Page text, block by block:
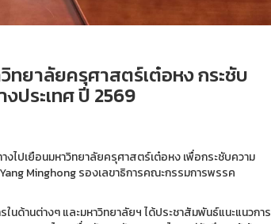
ทยาลัยครุศาสตร์เต๋อหง กระชับ
ประเทศ ปี 2569
ไปเยือนมหาวิทยาลัยครุศาสตร์เต๋อหง เพื่อกระชับความ
Minghong รองเลขาธิการคณะกรรมการพรรค
นด้านต่างๆ และมหาวิทยาลัยฯ ได้ประชาสัมพันธ์แนะแนวการ